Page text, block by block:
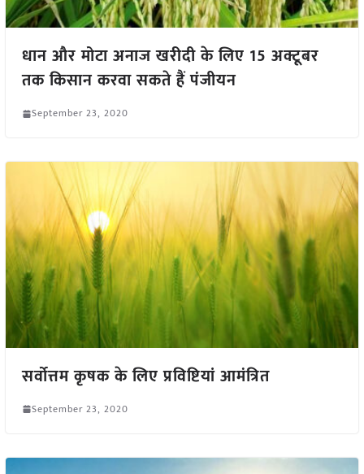
धान और मोटा अनाज खरीदी के लिए 15 अक्टूबर
तक किसान करवा सकते हैं पंजीयन
September 23, 2020
सर्वोत्तम कृषक के लिए प्रविष्टियां आमंत्रित
September 23, 2020